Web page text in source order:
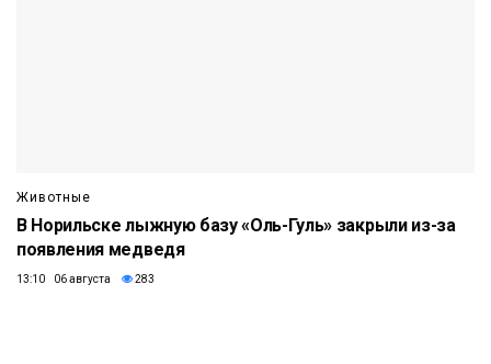
Животные
В Норильске лыжную базу «Оль-Гуль» закрыли из-за
появления медведя
13:10 06 августа 283